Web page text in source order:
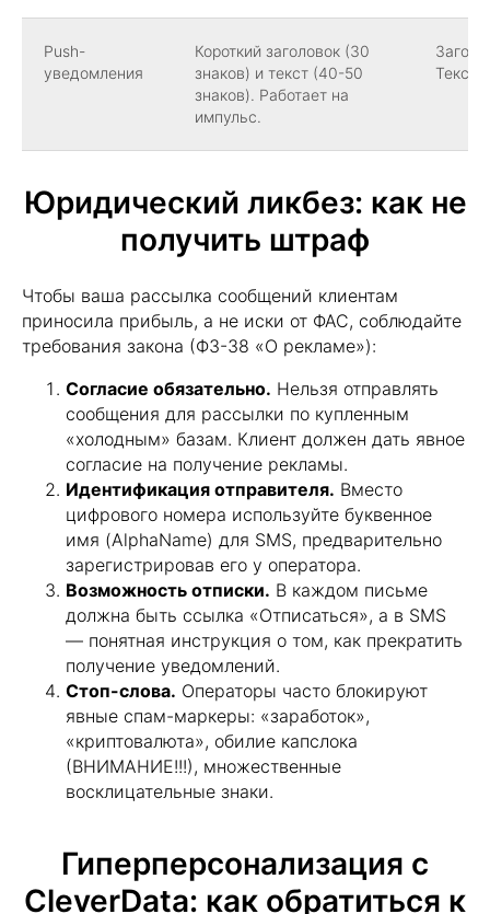
Push-
уведомления
Короткий заголовок (30
знаков) и текст (40-50
знаков). Работает на
импульс.
Текст:
Юридический ликбез: как не
получить штраф
Чтобы ваша рассылка сообщений клиентам
приносила прибыль, а не иски от ФАС, соблюдайте
требования закона (ФЗ-38 «О рекламе»):
Согласие обязательно. Нельзя отправлять
сообщения для рассылки по купленным
«холодным» базам. Клиент должен дать явное
согласие на получение рекламы.
Идентификация отправителя. Вместо
цифрового номера используйте буквенное
имя (AlphaName) для SMS, предварительно
зарегистрировав его у оператора.
Возможность отписки. В каждом письме
должна быть ссылка «Отписаться», а в SMS
— понятная инструкция о том, как прекратить
получение уведомлений.
Стоп-слова. Операторы часто блокируют
явные спам-маркеры: «заработок»,
«криптовалюта», обилие капслока
(ВНИМАНИЕ!!!), множественные
восклицательные знаки.
Гиперперсонализация с
CleverData: как обратиться к